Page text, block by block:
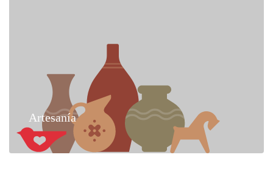
Artesanía